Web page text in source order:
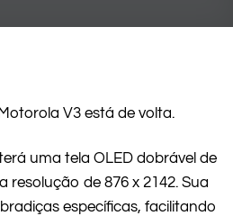
V3 está de volta.
uma tela OLED dobrável de
resolução de 876 x 2142. Sua
específicas, facilitando